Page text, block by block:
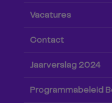
Vacatures
Contact
Jaarverslag 2024
Programmabeleid